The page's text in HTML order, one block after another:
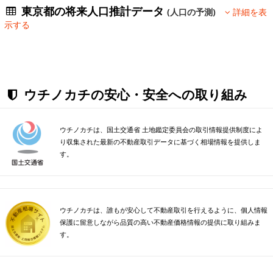
東京都の将来人口推計データ(人口の予測)
詳細を表
示する
ウチノカチの安心・安全への取り組み
ウチノカチは、国土交通省 土地鑑定委員会の取引情報提供制度によ
り収集された最新の不動産取引データに基づく相場情報を提供しま
す。
ウチノカチは、誰もが安心して不動産取引を行えるように、個人情報
保護に留意しながら品質の高い不動産価格情報の提供に取り組みま
す。